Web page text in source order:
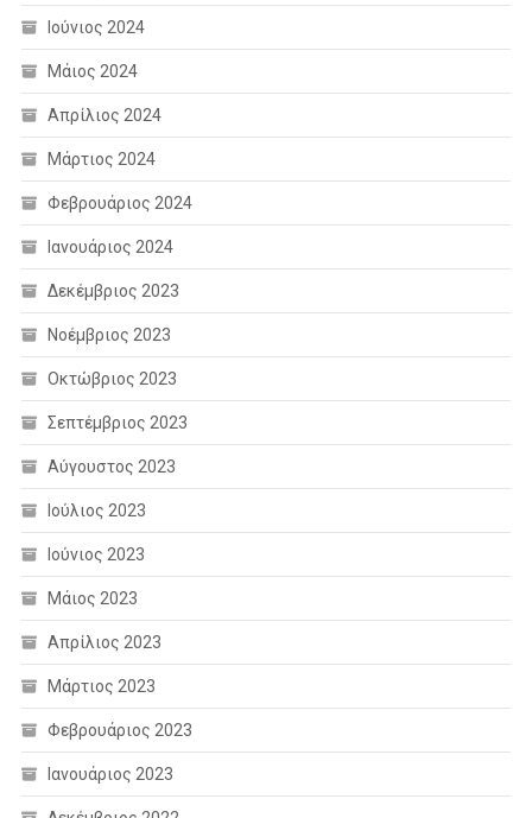
Ιούνιος 2024
Μάιος 2024
Απρίλιος 2024
Μάρτιος 2024
Φεβρουάριος 2024
Ιανουάριος 2024
Δεκέμβριος 2023
Νοέμβριος 2023
Οκτώβριος 2023
Σεπτέμβριος 2023
Αύγουστος 2023
Ιούλιος 2023
Ιούνιος 2023
Μάιος 2023
Απρίλιος 2023
Μάρτιος 2023
Φεβρουάριος 2023
Ιανουάριος 2023